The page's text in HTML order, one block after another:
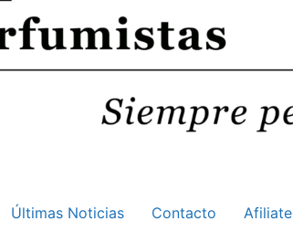
Últimas Noticias Contacto